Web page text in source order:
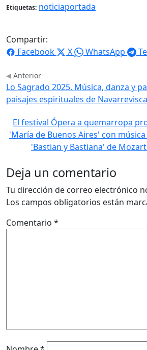
Etiquetas: noticiaportada
Compartir:
Facebook
X WhatsApp
Anterior
Lo Sagrado 2025. Música, danza y
paisajes espirituales de Navarrevisca
El festival Ópera a quemarropa
'María de Buenos Aires' con
'Bastian y Bastiana' de
Deja un comentario
Tu dirección de correo electrónico
Los campos obligatorios están
Comentario *